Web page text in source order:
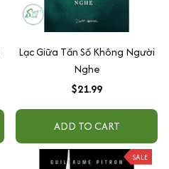
Lạc Giữa Tần Số Không Người
Nghe
$21.99
ADD TO CART
SALE